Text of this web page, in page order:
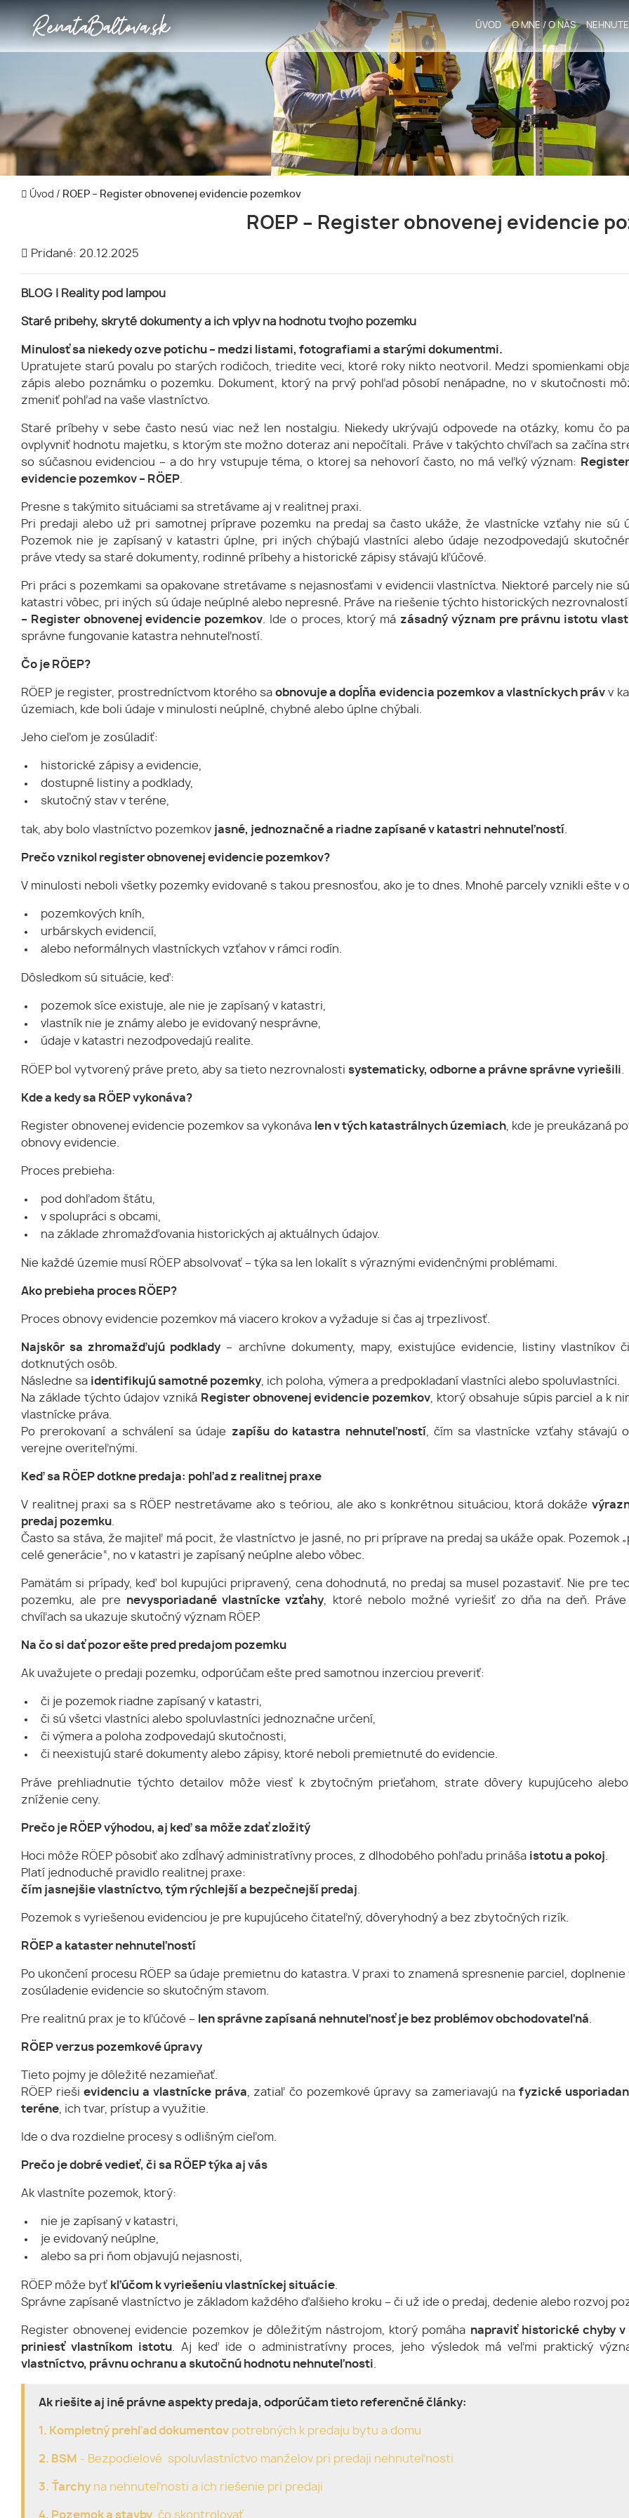
ÚVOD O MNE / O NÁS
Úvod / ROEP – Register obnovenej evidencie pozemkov
ROEP – Register obnovenej evidencie
Pridané: 20.12.2025
BLOG | Reality pod lampou
Staré príbehy, skryté dokumenty a ich vplyv na hodnotu tvojho pozemku
Minulosť sa niekedy ozve potichu – medzi listami, fotografiami a starými dokumentmi.
Upratujete starú povalu po starých rodičoch, triedite veci, ktoré roky nikto neotvoril. Medzi spomienkami
zápis alebo poznámku o pozemku. Dokument, ktorý na prvý pohľad pôsobí nenápadne, no v skutočnosti
zmeniť pohľad na vaše vlastníctvo.
Staré príbehy v sebe často nesú viac než len nostalgiu. Niekedy ukrývajú odpovede na otázky, komu čo
ovplyvniť hodnotu majetku, s ktorým ste možno doteraz ani nepočítali. Práve v takýchto chvíľach sa začína
so súčasnou evidenciou – a do hry vstupuje téma, o ktorej sa nehovorí často, no má veľký význam:
evidencie pozemkov – RÖEP
Presne s takýmito situáciami sa stretávame aj v realitnej praxi.
Pri predaji alebo už pri samotnej príprave pozemku na predaj sa často ukáže, že vlastnícke vzťahy nie sú
Pozemok nie je zapísaný v katastri úplne, pri iných chýbajú vlastníci alebo údaje nezodpovedajú
práve vtedy sa staré dokumenty, rodinné príbehy a historické zápisy stávajú kľúčové.
Pri práci s pozemkami sa opakovane stretávame s nejasnosťami v evidencii vlastníctva. Niektoré parcely nie
katastri vôbec, pri iných sú údaje neúplné alebo nepresné. Práve na riešenie týchto historických
– Register obnovenej evidencie pozemkov . Ide o proces, ktorý má zásadný význam pre právnu istotu
správne fungovanie katastra nehnuteľností.
Čo je RÖEP?
RÖEP je register, prostredníctvom ktorého sa obnovuje a dopĺňa evidencia pozemkov a vlastníckych práv v
územiach, kde boli údaje v minulosti neúplné, chybné alebo úplne chýbali.
Jeho cieľom je zosúladiť:
historické zápisy a evidencie,
dostupné listiny a podklady,
skutočný stav v teréne,
tak, aby bolo vlastníctvo pozemkov jasné, jednoznačné a riadne zapísané v katastri nehnuteľností
Prečo vznikol register obnovenej evidencie pozemkov?
V minulosti neboli všetky pozemky evidované s takou presnosťou, ako je to dnes. Mnohé parcely vznikli ešte v
pozemkových kníh,
urbárskych evidencií,
alebo neformálnych vlastníckych vzťahov v rámci rodín.
Dôsledkom sú situácie, keď:
pozemok síce existuje, ale nie je zapísaný v katastri,
vlastník nie je známy alebo je evidovaný nesprávne,
údaje v katastri nezodpovedajú realite.
RÖEP bol vytvorený práve preto, aby sa tieto nezrovnalosti systematicky, odborne a právne správne vyriešili
Kde a kedy sa RÖEP vykonáva?
Register obnovenej evidencie pozemkov sa vykonáva len v tých katastrálnych územiach , kde je preukázaná
obnovy evidencie.
Proces prebieha:
pod dohľadom štátu,
v spolupráci s obcami,
na základe zhromažďovania historických aj aktuálnych údajov.
Nie každé územie musí RÖEP absolvovať – týka sa len lokalít s výraznými evidenčnými problémami.
Ako prebieha proces RÖEP?
Proces obnovy evidencie pozemkov má viacero krokov a vyžaduje si čas aj trpezlivosť.
Najskôr sa zhromažďujú podklady – archívne dokumenty, mapy, existujúce evidencie, listiny vlastníkov
dotknutých osôb.
Následne sa identifikujú samotné pozemky , ich poloha, výmera a predpokladaní vlastníci alebo spoluvlastníci.
Na základe týchto údajov vzniká Register obnovenej evidencie pozemkov , ktorý obsahuje súpis parciel a k
vlastnícke práva.
Po prerokovaní a schválení sa údaje zapíšu do katastra nehnuteľností , čím sa vlastnícke vzťahy stávajú
verejne overiteľnými.
Keď sa RÖEP dotkne predaja: pohľad z realitnej praxe
V realitnej praxi sa s RÖEP nestretávame ako s teóriou, ale ako s konkrétnou situáciou, ktorá dokáže
predaj pozemku
Často sa stáva, že majiteľ má pocit, že vlastníctvo je jasné, no pri príprave na predaj sa ukáže opak. Pozemok
celé generácie“, no v katastri je zapísaný neúplne alebo vôbec.
Pamätám si prípady, keď bol kupujúci pripravený, cena dohodnutá, no predaj sa musel pozastaviť. Nie pre
pozemku, ale pre nevysporiadané vlastnícke vzťahy , ktoré nebolo možné vyriešiť zo dňa na deň.
chvíľach sa ukazuje skutočný význam RÖEP.
Na čo si dať pozor ešte pred predajom pozemku
Ak uvažujete o predaji pozemku, odporúčam ešte pred samotnou inzerciou preveriť:
či je pozemok riadne zapísaný v katastri,
či sú všetci vlastníci alebo spoluvlastníci jednoznačne určení,
či výmera a poloha zodpovedajú skutočnosti,
či neexistujú staré dokumenty alebo zápisy, ktoré neboli premietnuté do evidencie.
Práve prehliadnutie týchto detailov môže viesť k zbytočným prieťahom, strate dôvery kupujúceho
zníženie ceny.
Prečo je RÖEP výhodou, aj keď sa môže zdať zložitý
Hoci môže RÖEP pôsobiť ako zdĺhavý administratívny proces, z dlhodobého pohľadu prináša istotu a pokoj
Platí jednoduché pravidlo realitnej praxe:
čím jasnejšie vlastníctvo, tým rýchlejší a bezpečnejší predaj
Pozemok s vyriešenou evidenciou je pre kupujúceho čitateľný, dôveryhodný a bez zbytočných rizík.
RÖEP a kataster nehnuteľností
Po ukončení procesu RÖEP sa údaje premietnu do katastra. V praxi to znamená spresnenie parciel, doplnenie
zosúladenie evidencie so skutočným stavom.
Pre realitnú prax je to kľúčové – len správne zapísaná nehnuteľnosť je bez problémov obchodovateľná
RÖEP verzus pozemkové úpravy
Tieto pojmy je dôležité nezamieňať.
RÖEP riešievidenciu a vlastnícke práva , zatiaľ čo pozemkové úpravy sa zameriavajú nafyzické
teréne , ich tvar, prístup a využitie.
Ide o dva rozdielne procesy s odlišným cieľom.
Prečo je dobré vedieť, či sa RÖEP týka aj vás
Ak vlastníte pozemok, ktorý:
nie je zapísaný v katastri,
je evidovaný neúplne,
alebo sa pri ňom objavujú nejasnosti,
RÖEP môže byť kľúčom k vyriešeniu vlastníckej situácie
Správne zapísané vlastníctvo je základom každého ďalšieho kroku – či už ide o predaj, dedenie alebo rozvoj
Register obnovenej evidencie pozemkov je dôležitým nástrojom, ktorý pomáha napraviť historické chyby v
priniesť vlastníkom istotu . Aj keď ide o administratívny proces, jeho výsledok má veľmi praktický
vlastníctvo, právnu ochranu a skutočnú hodnotu nehnuteľnosti
Ak riešite aj iné právne aspekty predaja, odporúčam tieto referenčné články:
1. Kompletný prehľad dokumentov potrebných k predaju bytu a domu
2. BSM - Bezpodielové spoluvlastníctvo manželov pri predaji nehnuteľnosti
3. Ťarchy na nehnuteľnosti a ich riešenie pri predaji
4. Pozemok a stavby , čo skontrolovať